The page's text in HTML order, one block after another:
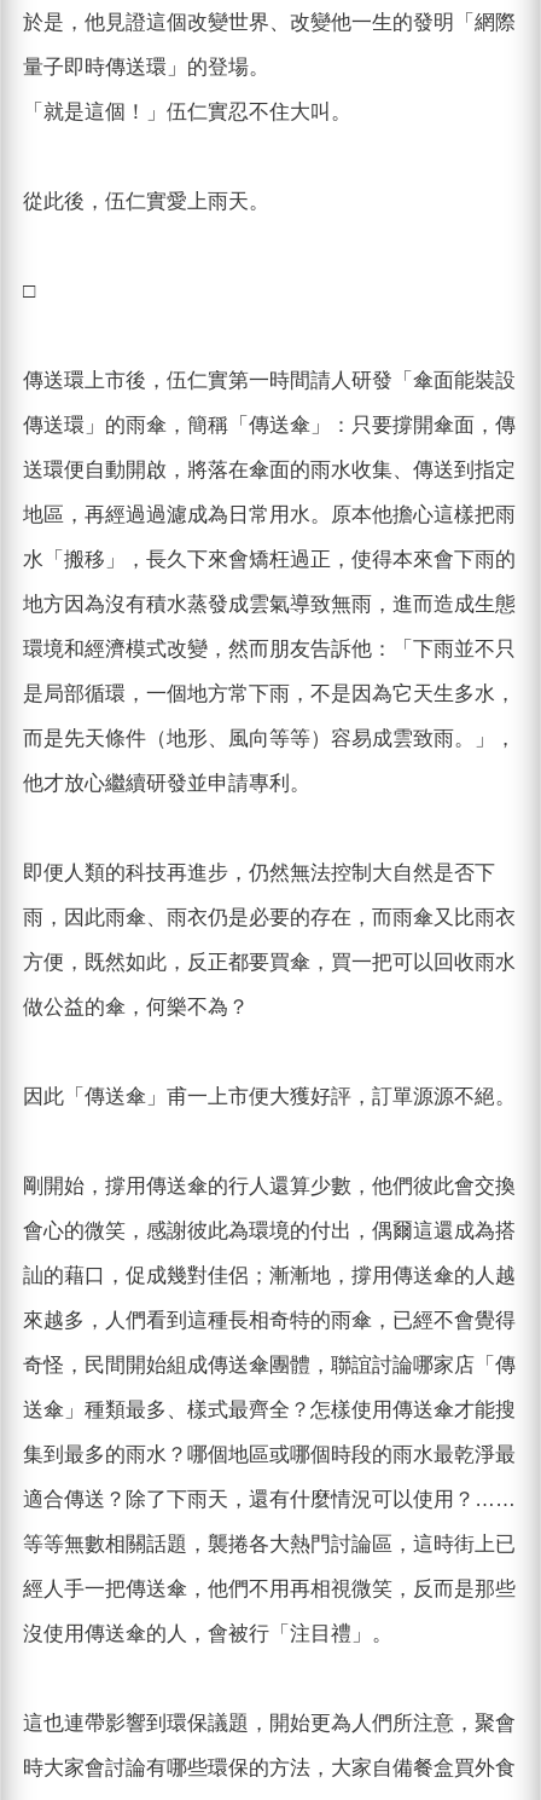
於是，他見證這個改變世界、改變他一生的發明「網際
量子即時傳送環」的登場。
「就是這個！」伍仁實忍不住大叫。
從此後，伍仁實愛上雨天。
□
傳送環上市後，伍仁實第一時間請人研發「傘面能裝設
傳送環」的雨傘，簡稱「傳送傘」：只要撐開傘面，傳
送環便自動開啟，將落在傘面的雨水收集、傳送到指定
地區，再經過過濾成為日常用水。原本他擔心這樣把雨
水「搬移」，長久下來會矯枉過正，使得本來會下雨的
地方因為沒有積水蒸發成雲氣導致無雨，進而造成生態
環境和經濟模式改變，然而朋友告訴他：「下雨並不只
是局部循環，一個地方常下雨，不是因為它天生多水，
而是先天條件（地形、風向等等）容易成雲致雨。」，
他才放心繼續研發並申請專利。
即便人類的科技再進步，仍然無法控制大自然是否下
雨，因此雨傘、雨衣仍是必要的存在，而雨傘又比雨衣
方便，既然如此，反正都要買傘，買一把可以回收雨水
做公益的傘，何樂不為？
因此「傳送傘」甫一上市便大獲好評，訂單源源不絕。
剛開始，撐用傳送傘的行人還算少數，他們彼此會交換
會心的微笑，感謝彼此為環境的付出，偶爾這還成為搭
訕的藉口，促成幾對佳侶；漸漸地，撐用傳送傘的人越
來越多，人們看到這種長相奇特的雨傘，已經不會覺得
奇怪，民間開始組成傳送傘團體，聯誼討論哪家店「傳
送傘」種類最多、樣式最齊全？怎樣使用傳送傘才能搜
集到最多的雨水？哪個地區或哪個時段的雨水最乾淨最
適合傳送？除了下雨天，還有什麼情況可以使用？……
等等無數相關話題，襲捲各大熱門討論區，這時街上已
經人手一把傳送傘，他們不用再相視微笑，反而是那些
沒使用傳送傘的人，會被行「注目禮」。
這也連帶影響到環保議題，開始更為人們所注意，聚會
時大家會討論有哪些環保的方法，大家自備餐盒買外食